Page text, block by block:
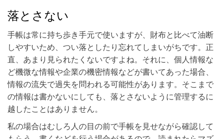
落とさない
手帳は常に持ち歩き手元で使いますが、財布と比べて油断
しやすいため、つい落としたり忘れてしまいがちです。正
直、あまり見られたくないですよね。それに、個人情報な
ど機微な情報や企業の機密情報などが書いてあった場合、
情報の流失で過失を問われる可能性があります。そこまで
の情報は書かないにしても、落とさないように管理するに
越したことはありません。
私の場合はむしろ人の目の前で手帳を見せながら確認して